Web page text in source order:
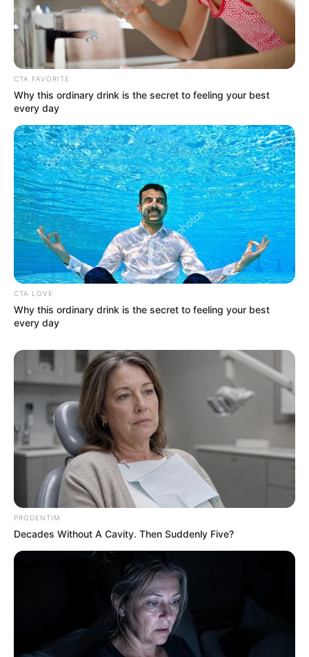
Layla Majnun
diplatform streatmingNetflix mulai 11 Februari
2021.
TAGS FILM NETFLIX LAYLA MAJNUN
CTA FAVORITE
Why this ordinary drink is the secret to feeling your best
every day
CTA LOVE
Why this ordinary drink is the secret to feeling your best
every day
PRODENTIM
Decades Without A Cavity. Then Suddenly Five?